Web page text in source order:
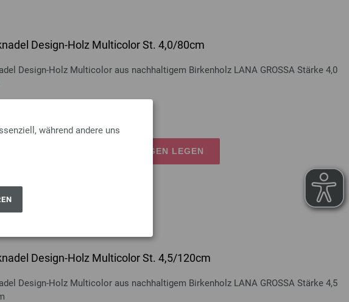
während andere uns
Design-Holz Multicolor St. 4,0/80cm
Design-Holz Multicolor aus nachhaltigem Birkenholz LANA GROSSA Stärke 4,0
IN DEN EINKAUFSWAGEN LEGEN
Wunschliste
Design-Holz Multicolor St. 4,5/120cm
Design-Holz Multicolor aus nachhaltigem Birkenholz LANA GROSSA Stärke 4,5